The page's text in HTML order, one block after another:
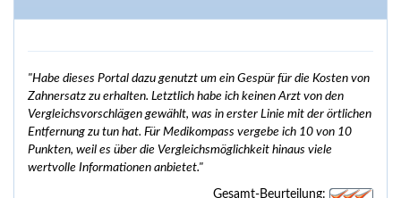
"Habe dieses Portal dazu genutzt um ein Gespür für die Kosten von
Zahnersatz zu erhalten. Letztlich habe ich keinen Arzt von den
Vergleichsvorschlägen gewählt, was in erster Linie mit der örtlichen
Entfernung zu tun hat. Für Medikompass vergebe ich 10 von 10
Punkten, weil es über die Vergleichsmöglichkeit hinaus viele
wertvolle Informationen anbietet."
Gesamt-Beurteilung: